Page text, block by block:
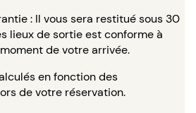
: Il vous sera restitué sous 30
lieux de sortie est conforme à
de votre arrivée.
en fonction des
de votre réservation.